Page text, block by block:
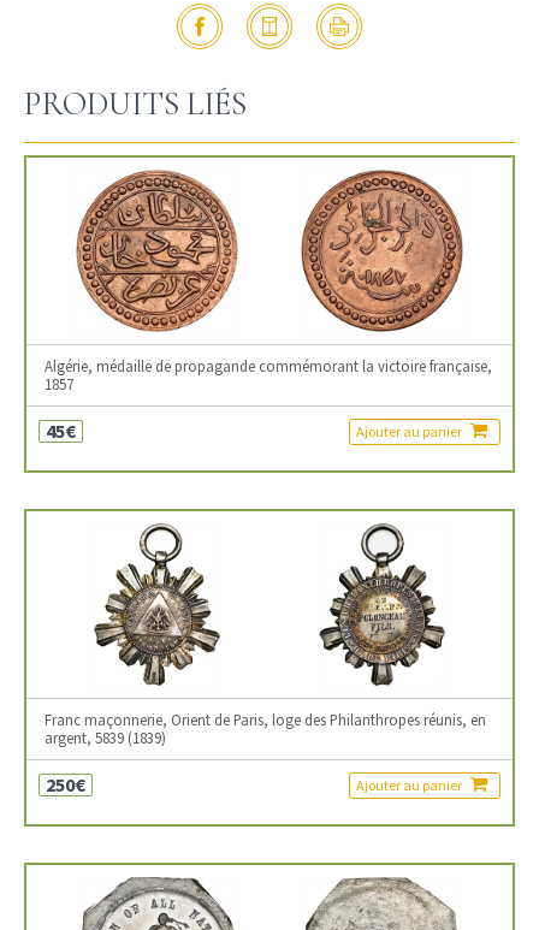
PRODUITS LIÉS
Algérie, médaille de propagande commémorant la victoire française,
1857
45€ Ajouter au panier
Franc maçonnerie, Orient de Paris, loge des Philanthropes réunis, en
argent, 5839 (1839)
250€ Ajouter au panier